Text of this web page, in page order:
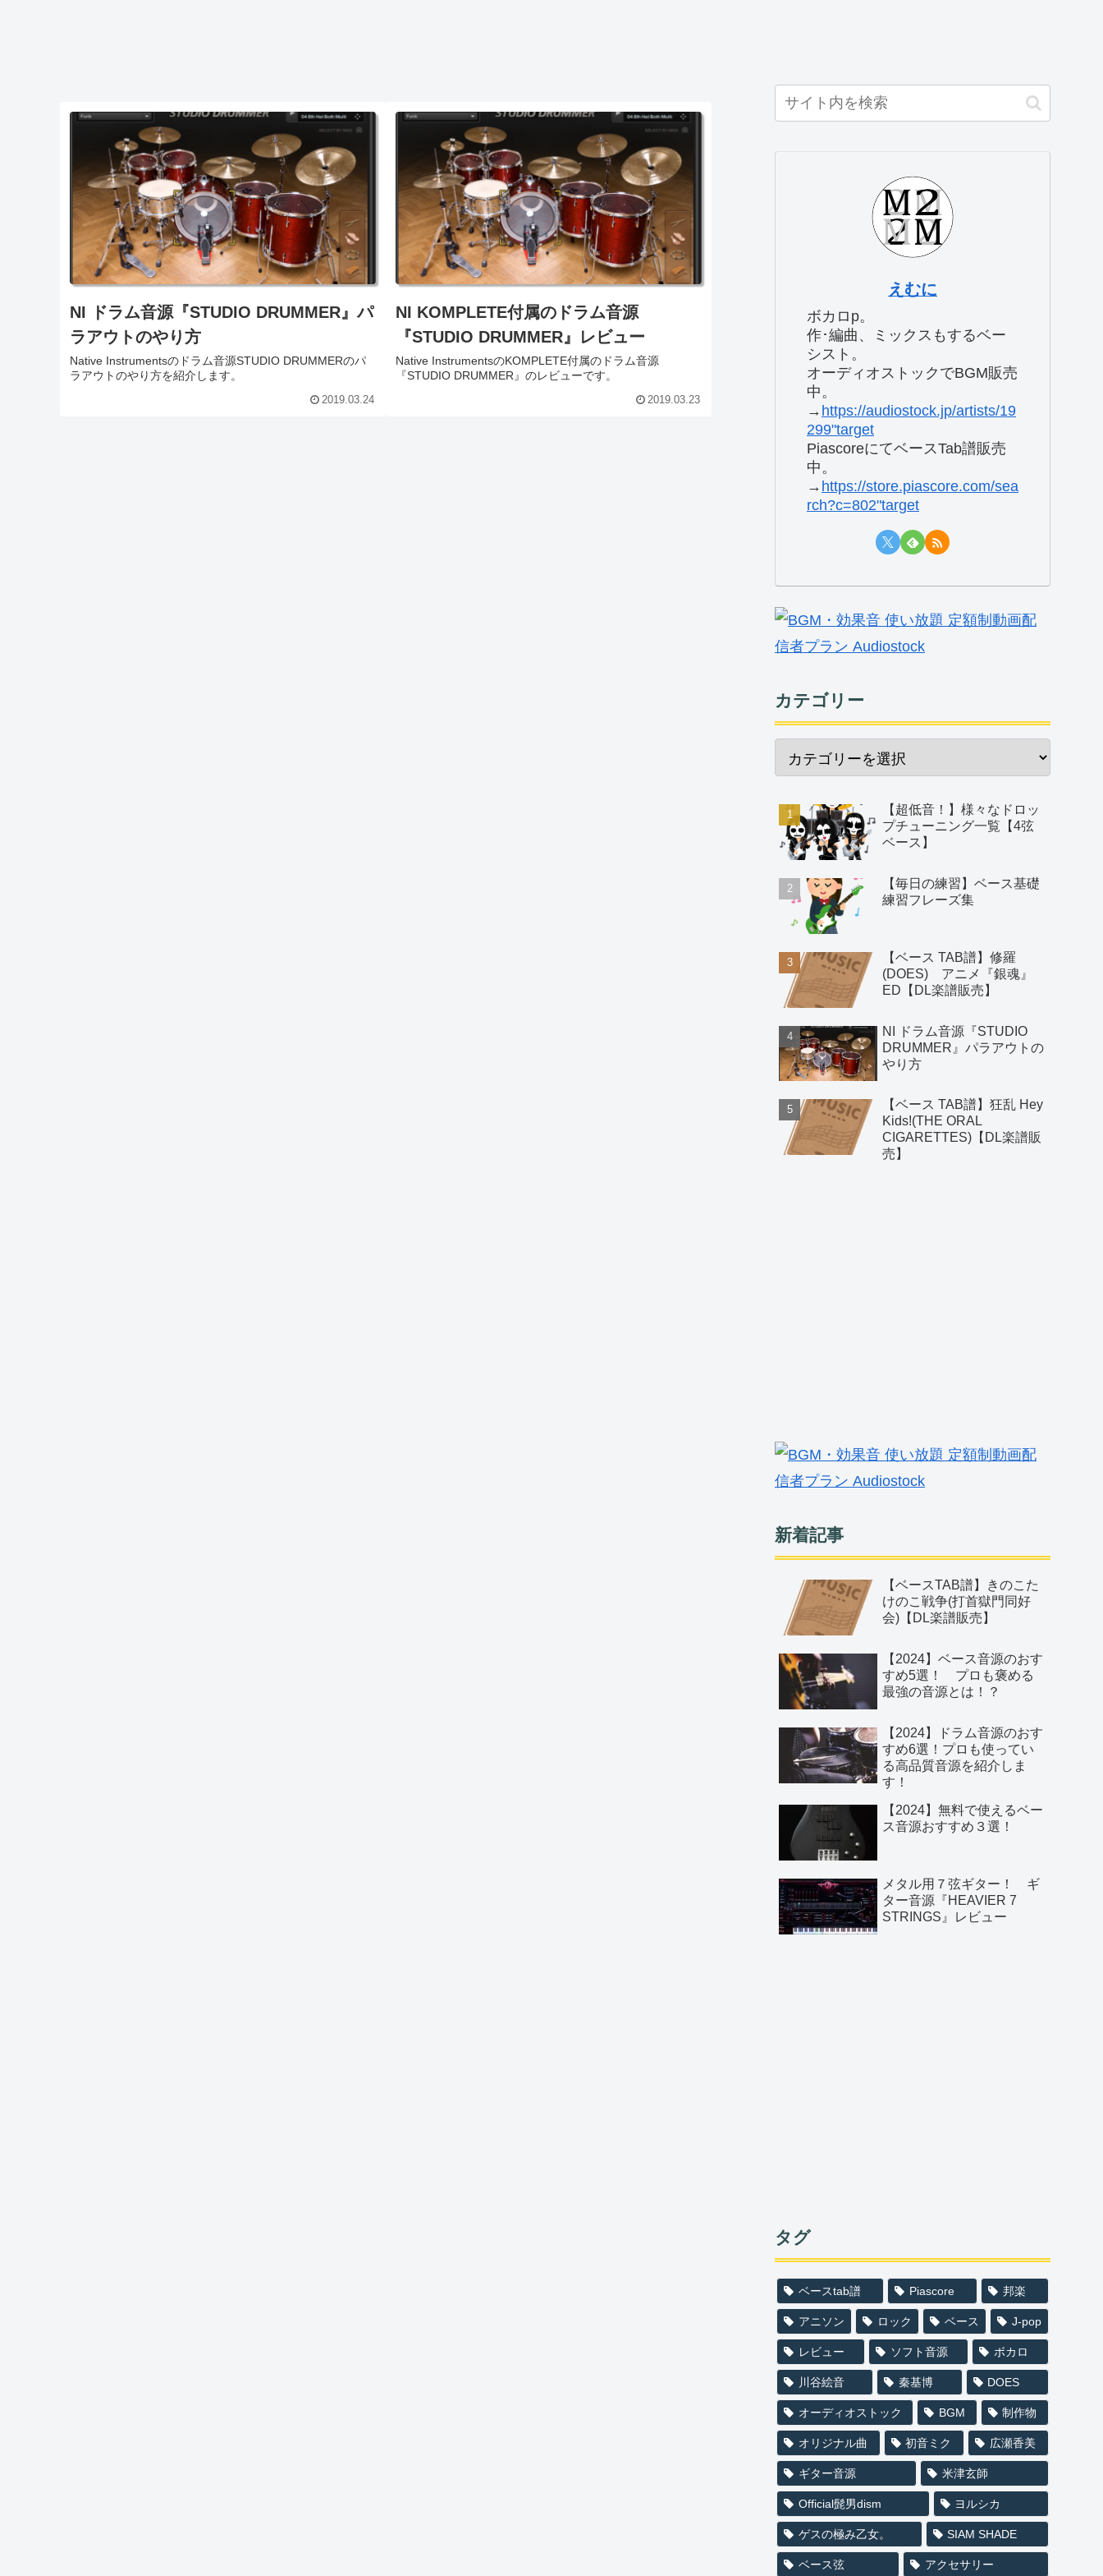
NI ドラム音源『STUDIO DRUMMER』パ
ラアウトのやり方
Native Instrumentsのドラム音源STUDIO DRUMMERのパ
ラアウトのやり方を紹介します。
2019.03.24
NI KOMPLETE付属のドラム音源
『STUDIO DRUMMER』レビュー
Native InstrumentsのKOMPLETE付属のドラム音源
『STUDIO DRUMMER』のレビューです。
2019.03.23
えむに
ボカロp。
作･編曲、ミックスもするベー
シスト。
オーディオストックでBGM販売
中。
→ https://audiostock.jp/artists/19
299"target
PiascoreにてベースTab譜販売
中。
→ https://store.piascore.com/sea
rch?c=802"target
カテゴリー
【超低音！】様々なドロッ
プチューニング一覧【4弦
ベース】
【毎日の練習】ベース基礎
練習フレーズ集
【ベース TAB譜】修羅
(DOES) アニメ『銀魂』
ED【DL楽譜販売】
NI ドラム音源『STUDIO
DRUMMER』パラアウトの
やり方
【ベース TAB譜】狂乱 Hey
Kids!(THE ORAL
CIGARETTES)【DL楽譜販
売】
新着記事
【ベースTAB譜】きのこた
けのこ戦争(打首獄門同好
会)【DL楽譜販売】
【2024】ベース音源のおす
すめ5選！ プロも褒める
最強の音源とは！？
【2024】ドラム音源のおす
すめ6選！プロも使ってい
る高品質音源を紹介しま
す！
【2024】無料で使えるベー
ス音源おすすめ３選！
メタル用７弦ギター！ ギ
ター音源『HEAVIER 7
STRINGS』レビュー
タグ
ベースtab譜 Piascore 邦楽
アニソン ロック ベース J-pop
レビュー ソフト音源 ボカロ
川谷絵音 秦基博 DOES
オーディオストック BGM 制作物
オリジナル曲 初音ミク 広瀬香美
ギター音源 米津玄師
Official髭男dism ヨルシカ
ゲスの極み乙女。 SIAM SHADE
ベース弦 アクセサリー